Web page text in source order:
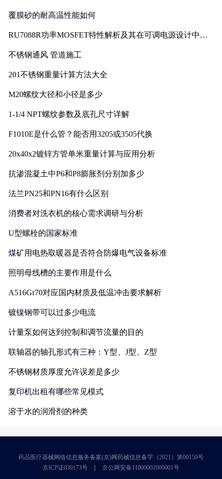
覆膜砂的耐高温性能如何
RU7088R功率MOSFET特性解析及其在可调电源设计中的
不锈钢通风 管道施工
201不锈钢重量计算方法大全
M20螺纹大径和小径是多少
1-1/4 NPT螺纹参数及底孔尺寸详解
F1010E是什么管？能否用3205或3505代换
20x40x2镀锌方管单米重量计算与应用分析
抗渗混凝土中P6和P8膨胀剂分别加多少
法兰PN25和PN16有什么区别
消费者对洗衣机的核心需求调研与分析
U型螺栓的国家标准
煤矿用电热取暖器是否符合防爆电气设备标准
照明母线槽的主要作用是什么
A516Gr70对应国内材质及低温冲击要求解析
镀镍钢带可以过多少电流
计量泵如何达到控制和调节流量的目的
联轴器的轴孔形式有三种：Y型、J型、Z型
不锈钢材质厚度允许误差是多少
复印机出租有哪些常见模式
溶于水的润滑剂的种类
药品医疗器械网络信息服务备案(京)网药械信息备字（2021）第00159号
京ICP证030173号
京公网安备11000002000001号